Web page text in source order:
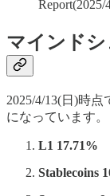
マインド
2025/4/13(日)時点
になっています。
L1 17.71%
Stablecoins